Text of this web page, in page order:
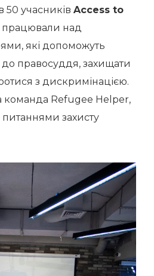
50 учасників Access to
працювали над
які допоможуть
правосуддя, захищати
з дискримінацією.
Refugee Helper,
захисту